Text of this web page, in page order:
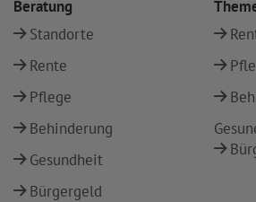
Beratung
Standorte
Rente
Pflege
Behinderung
Gesundheit
Bürgergeld